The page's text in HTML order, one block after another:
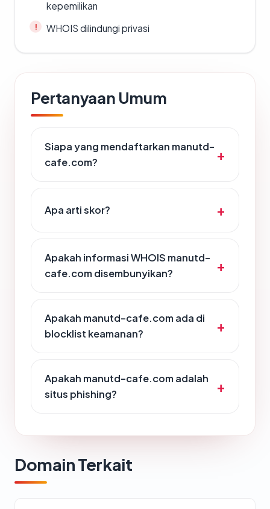
kepemilikan
WHOIS dilindungi privasi
Pertanyaan Umum
Siapa yang mendaftarkan manutd-
cafe.com?
Apa arti skor?
Apakah informasi WHOIS manutd-
cafe.com disembunyikan?
Apakah manutd-cafe.com ada di
blocklist keamanan?
Apakah manutd-cafe.com adalah
situs phishing?
Domain Terkait